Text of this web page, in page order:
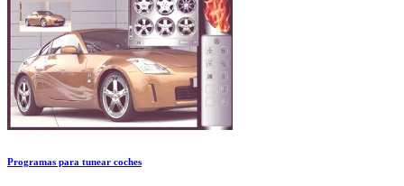
Programas para tunear coches